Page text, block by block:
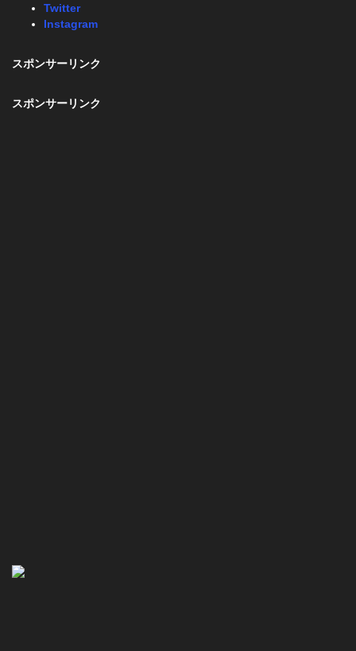
Twitter
Instagram
スポンサーリンク
スポンサーリンク